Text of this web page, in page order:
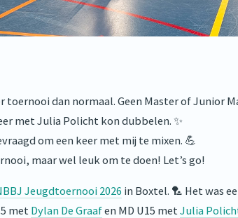
toernooi dan normaal. Geen Master of Junior
met Julia Policht kon dubbelen. ✨
om een keer met mij te mixen. 💪
maar wel leuk om te doen! Let’s go!
Jeugdtoernooi 2026 in Boxtel. 🏸 Het was
met Dylan De Graafen MD U15 met Julia